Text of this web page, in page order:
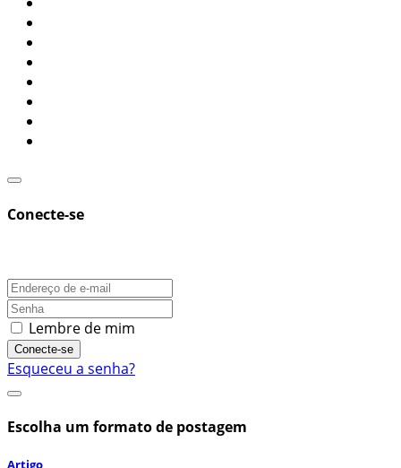
Conecte-se
Lembre de mim
Conecte-se
Esqueceu a senha?
Escolha um formato de postagem
Artigo